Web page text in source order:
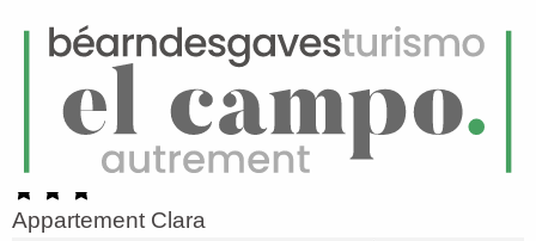
Menú
Página principal Appartement Clara
Appartement Clara